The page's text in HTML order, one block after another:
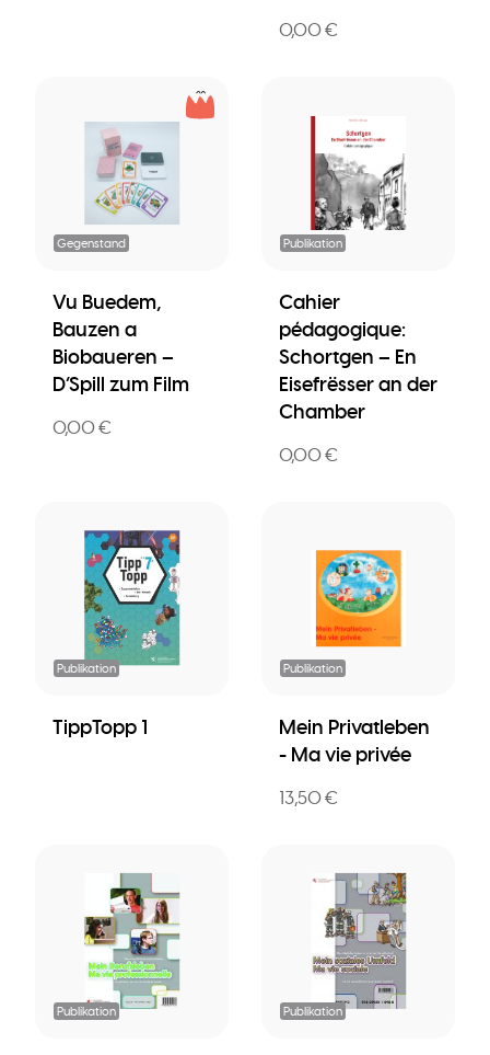
0,00 €
Gegenstand
Vu Buedem,
Bauzen a
Biobaueren –
D’Spill zum Film
0,00 €
Publikation
Cahier
pédagogique:
Schortgen – En
Eisefrësser an der
Chamber
0,00 €
Publikation
TippTopp 1
Publikation
Mein Privatleben
- Ma vie privée
13,50 €
Publikation Publikation